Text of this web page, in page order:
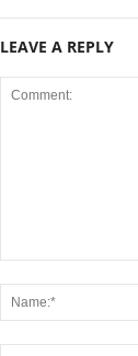
LEAVE A REPLY